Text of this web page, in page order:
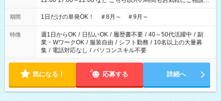
ださい！
期間 1日だけの単発OK！ ＃8月～ ＃9月～
特徴 週1日からOK / 日払いOK / 履歴書不要 / 40～50代活躍中 / 副
業・WワークOK / 服装自由 / シフト勤務 / 10名以上の大量募
集 / 電話対応なし / パソコンスキル不要
気になる！ 応募する 詳細へ